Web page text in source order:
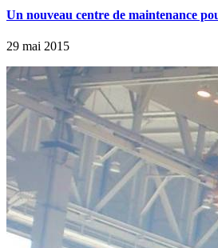
Un nouveau centre de maintenance
29 mai 2015